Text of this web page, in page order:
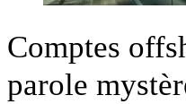
Comptes
parole